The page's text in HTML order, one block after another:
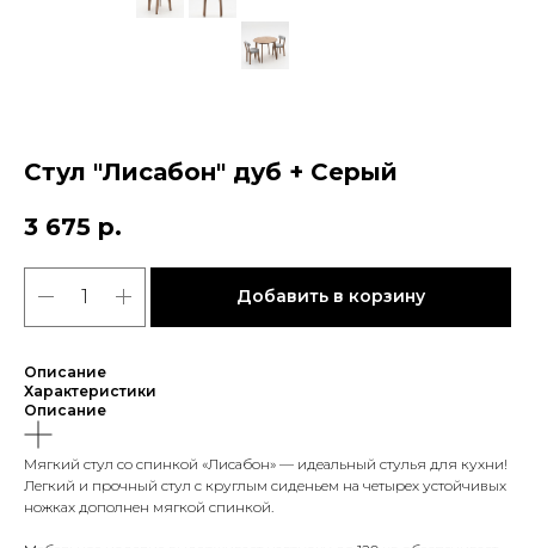
Стул "Лисабон" дуб + Серый
3 675 р.
Добавить в корзину
Описание
Характеристики
Описание
Мягкий стул со спинкой «Лисабон» — идеальный стулья для кухни!
Легкий и прочный стул с круглым сиденьем на четырех устойчивых
ножках дополнен мягкой спинкой.